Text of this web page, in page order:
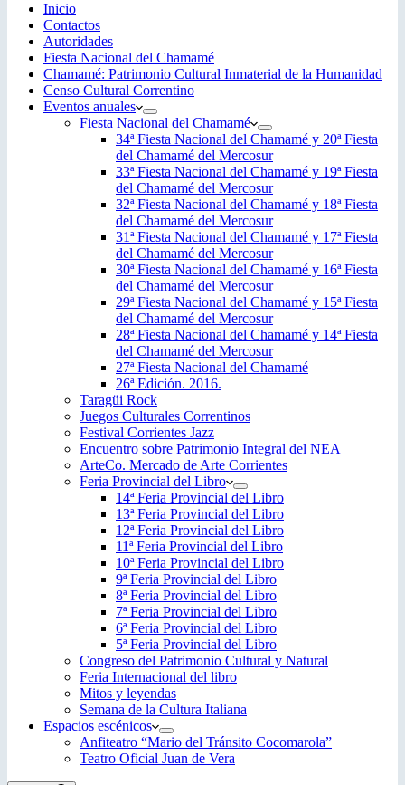
Inicio
Contactos
Autoridades
Fiesta Nacional del Chamamé
Chamamé: Patrimonio Cultural Inmaterial de la Humanidad
Censo Cultural Correntino
Eventos anuales
Fiesta Nacional del Chamamé
34ª Fiesta Nacional del Chamamé y 20ª Fiesta
del Chamamé del Mercosur
33ª Fiesta Nacional del Chamamé y 19ª Fiesta
del Chamamé del Mercosur
32ª Fiesta Nacional del Chamamé y 18ª Fiesta
del Chamamé del Mercosur
31ª Fiesta Nacional del Chamamé y 17ª Fiesta
del Chamamé del Mercosur
30ª Fiesta Nacional del Chamamé y 16ª Fiesta
del Chamamé del Mercosur
29ª Fiesta Nacional del Chamamé y 15ª Fiesta
del Chamamé del Mercosur
28ª Fiesta Nacional del Chamamé y 14ª Fiesta
del Chamamé del Mercosur
27ª Fiesta Nacional del Chamamé
26ª Edición. 2016.
Taragüi Rock
Juegos Culturales Correntinos
Festival Corrientes Jazz
Encuentro sobre Patrimonio Integral del NEA
ArteCo. Mercado de Arte Corrientes
Feria Provincial del Libro
14ª Feria Provincial del Libro
13ª Feria Provincial del Libro
12ª Feria Provincial del Libro
11ª Feria Provincial del Libro
10ª Feria Provincial del Libro
9ª Feria Provincial del Libro
8ª Feria Provincial del Libro
7ª Feria Provincial del Libro
6ª Feria Provincial del Libro
5ª Feria Provincial del Libro
Congreso del Patrimonio Cultural y Natural
Feria Internacional del libro
Mitos y leyendas
Semana de la Cultura Italiana
Espacios escénicos
Anfiteatro “Mario del Tránsito Cocomarola”
Teatro Oficial Juan de Vera